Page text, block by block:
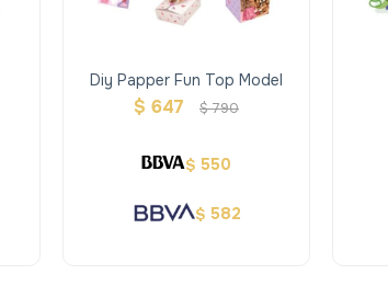
Diy Papper Fun Top Model
$ 647 $790
$ 550
$ 582